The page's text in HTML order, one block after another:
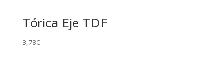
Tórica Eje TDF
3,78€